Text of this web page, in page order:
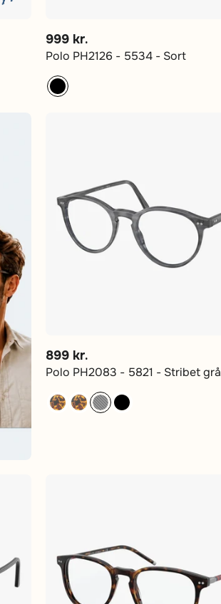
999 kr.
Polo PH2126 - 5534 - Sort
899 kr.
Polo PH2083 - 5821 - Stribet grå